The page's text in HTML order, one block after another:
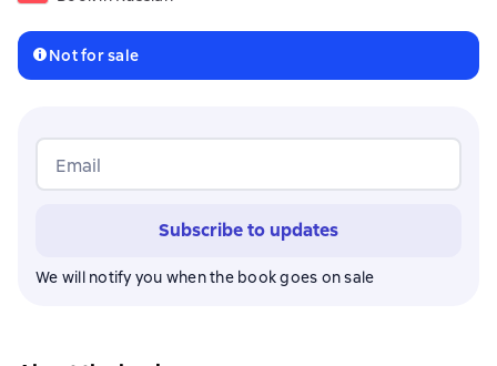
Not for sale
Email
Subscribe to updates
We will notify you when the book goes on sale